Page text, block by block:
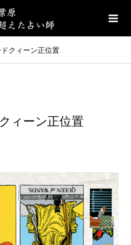
クィーン正位置
ィーン正位置